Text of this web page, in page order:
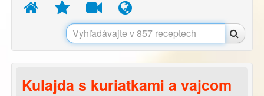
Kulajda s kuriatkami a vajcom